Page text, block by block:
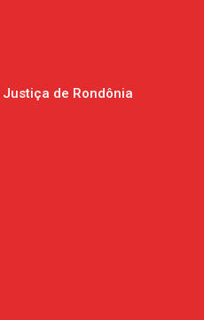
de Rondônia